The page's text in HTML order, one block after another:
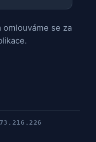
omlouváme se za